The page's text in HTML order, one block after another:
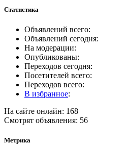
Статистика
Объявлений всего:
Объявлений сегодня:
На модерации:
Опубликованы:
Переходов сегодня:
Посетителей всего:
Переходов всего:
В избранное:
На сайте онлайн: 168
Смотрят объявления: 56
Метрика